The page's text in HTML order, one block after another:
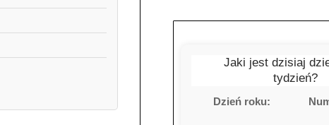
Jaki jest dzisiaj
tydzień?
Dzień roku: